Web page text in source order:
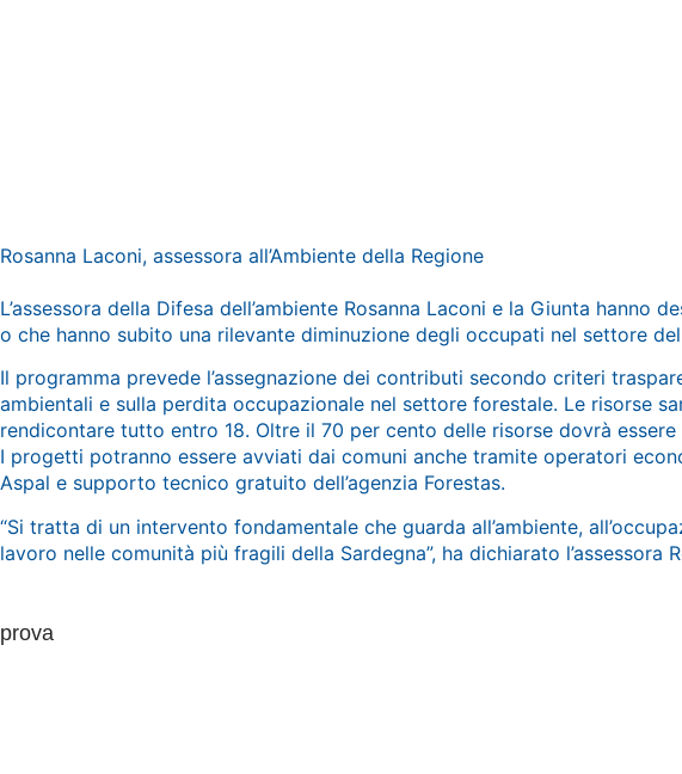
Rosanna Laconi, assessora all’Ambiente della Regione
L’assessora della Difesa dell’ambiente Rosanna Laconi e la Giunta
o che hanno subito una rilevante diminuzione degli occupati nel settore
Il programma prevede l’assegnazione dei contributi secondo criteri
ambientali e sulla perdita occupazionale nel settore forestale. Le risorse
rendicontare tutto entro 18. Oltre il 70 per cento delle risorse dovrà
I progetti potranno essere avviati dai comuni anche tramite operatori
Aspal e supporto tecnico gratuito dell’agenzia Forestas.
“Si tratta di un intervento fondamentale che guarda all’ambiente,
lavoro nelle comunità più fragili della Sardegna”, ha dichiarato l’assessora
prova